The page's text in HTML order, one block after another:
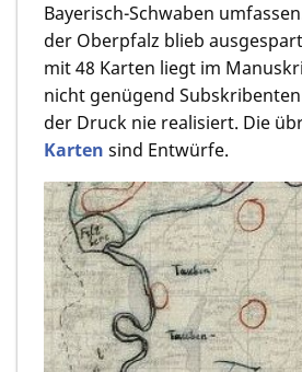
Bayerisch-Schwaben
der Oberpfalz blieb
mit 48 Karten liegt im
nicht genügend
der Druck nie realisiert. Die
Karten sind Entwürfe.